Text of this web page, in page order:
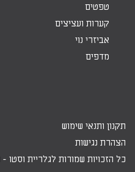
טפטים
קערות ועציצים
אביזרי נוי
מדפים
תקנון ותנאי שימוש
הצהרת נגישות
כל הזכויות שמורות לגלריית וסטו -